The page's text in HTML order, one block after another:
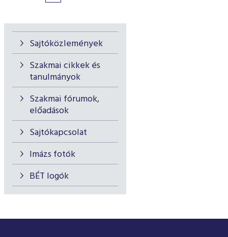
Sajtóközlemények
Szakmai cikkek és
tanulmányok
Szakmai fórumok,
előadások
Sajtókapcsolat
Imázs fotók
BÉT logók